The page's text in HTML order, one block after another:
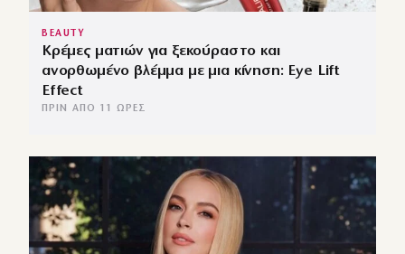
BEAUTY
Κρέμες ματιών για ξεκούραστο και
ανορθωμένο βλέμμα με μια κίνηση: Eye Lift
Effect
ΠΡΙΝ ΑΠΌ 11 ΏΡΕΣ